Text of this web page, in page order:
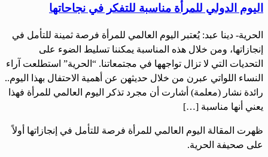
اليوم الدولي للمرأة مناسبة للتفكر في نجاحاتها
الحرية- دينا عبد: يُعتبر اليوم العالمي للمرأة فرصة ثمينة للتأمل في
إنجازاتها، ومن خلال هذه المناسبة يمكننا تسليط الضوء على
التحديات التي لا تزال تواجهها في مجتمعاتنا. “الحرية” استطلعت آراء
النساء اللواتي عبرن من خلال حديثهن عن أهمية الاحتفال بهذا اليوم..
رائدة نشار (معلمة) أشارت أن مجرد تذكر اليوم العالمي للمرأة فهذا
يعني أنها مناسبة […]
ظهرت المقالة اليوم العالمي للمرأة فرصة للتأمل في إنجازاتها أولاً
على صحيفة الحرية.